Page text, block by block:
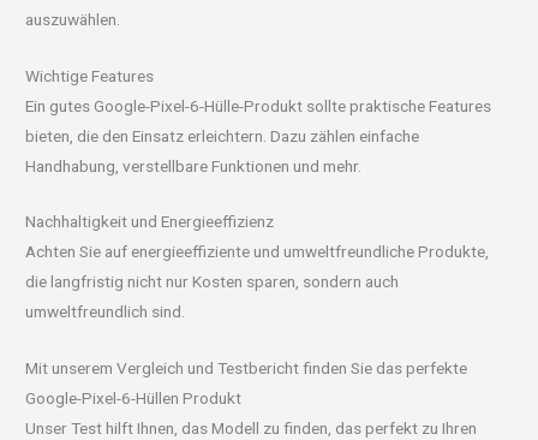
auszuwählen.
Wichtige Features
Ein gutes Google-Pixel-6-Hülle-Produkt sollte praktische Features
bieten, die den Einsatz erleichtern. Dazu zählen einfache
Handhabung, verstellbare Funktionen und mehr.
Nachhaltigkeit und Energieeffizienz
Achten Sie auf energieeffiziente und umweltfreundliche Produkte,
die langfristig nicht nur Kosten sparen, sondern auch
umweltfreundlich sind.
Mit unserem Vergleich und Testbericht finden Sie das perfekte
Google-Pixel-6-Hüllen Produkt
Unser Test hilft Ihnen, das Modell zu finden, das perfekt zu Ihren